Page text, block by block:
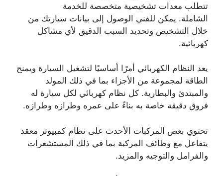
تتطلب معدات تشخيصية متخصصة للخدمة
الشاملة. يمكن للفني الوصول إلى بيانات سيارتك من
خلال التشخيص وتحديد السبب الدقيق لأي مشاكل
كهربائية.
يعد النظام الكهربائي أمرًا أساسيًا لتشغيل السيارة ويمنح
الطاقة لمجموعة من الأجزاء بما في ذلك المولد
والمبتدئ والبطارية. كل نظام كهربائي لكل سيارة له
فروق دقيقة خاصة به بناءً على عمره وطرازه وطرازه.
تحتوي بعض المركبات الأحدث على نظام كمبيوتر معقد
يتفاعل مع وظائف المركبة بما في ذلك المستشعرات
والفرامل والتوجيه والمزيد.